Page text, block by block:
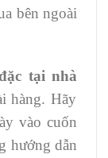
bên ngoài
tại nhà
hàng. Hãy
vào cuốn
hướng dẫn